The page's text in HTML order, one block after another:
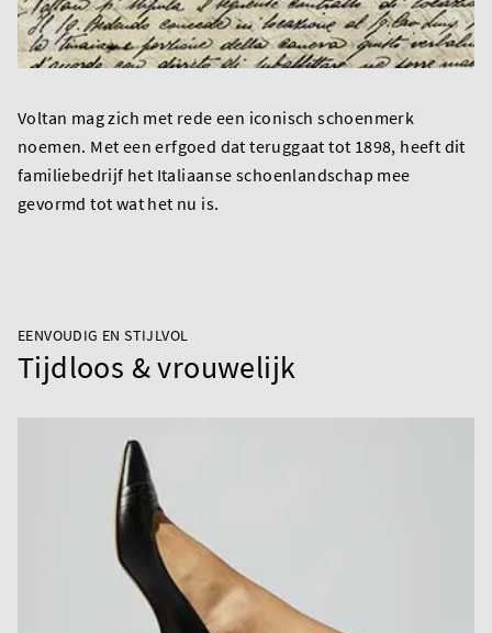
Voltan mag zich met rede een iconisch schoenmerk
noemen. Met een erfgoed dat teruggaat tot 1898, heeft dit
familiebedrijf het Italiaanse schoenlandschap mee
gevormd tot wat het nu is.
EENVOUDIG EN STIJLVOL
Tijdloos & vrouwelijk